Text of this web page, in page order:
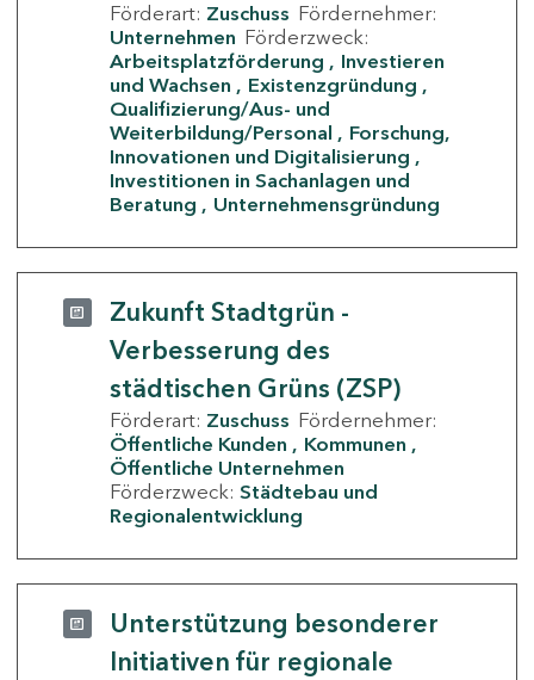
Förderart: Zuschuss Fördernehmer:
Unternehmen Förderzweck:
Arbeitsplatzförderung
Investieren
und Wachsen
Existenzgründung
Qualifizierung/Aus- und
Weiterbildung/Personal
Forschung,
Innovationen und Digitalisierung
Investitionen in Sachanlagen und
Beratung
Unternehmensgründung
Zukunft Stadtgrün -
Verbesserung des
städtischen Grüns (ZSP)
Förderart: Zuschuss Fördernehmer:
Öffentliche Kunden
Kommunen
Öffentliche Unternehmen
Förderzweck: Städtebau und
Regionalentwicklung
Unterstützung besonderer
Initiativen für regionale